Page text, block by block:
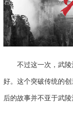
不过这一次，武
好。这个突破传统的
后的故事并不亚于武陵